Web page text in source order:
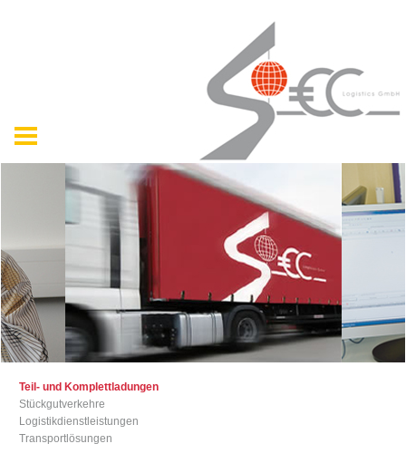
Teil- und Komplettladungen
Stückgutverkehre
Logistikdienstleistungen
Transportlösungen